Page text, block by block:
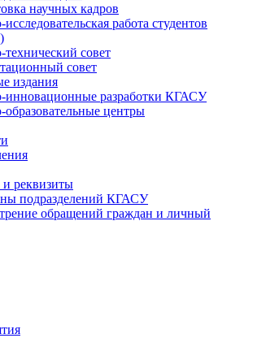
научных кадров
работа студентов
технический совет
совет
издания
инновационные разработки КГАСУ
образовательные центры
и реквизиты
подразделений КГАСУ
обращений граждан и личный